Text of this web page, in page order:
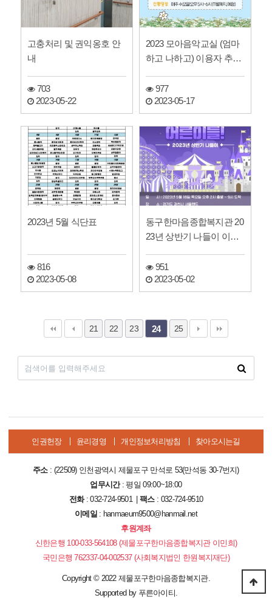
고충처리 및 권익옹호 안
내
703
2023-05-22
2023 모아음악교실 (엄마
하고 나하고) 이용자 추가
977
2023-05-17
2023년 5월 식단표
816
2023-05-08
동구한마음종합복지관 20
23년 상반기 나들이 이용
951
2023-05-02
21 22 23 24 25
인권헌장 윤리경영 개인정보처리방침 찾아오시는길
주소: (22509) 인천광역시 제물포구 만석로 53(만석동 30-7번지)
업무시간: 평일 09:00~18:00
전화: 032-724-9501 |팩스: 032-724-9510
이메일: hanmaeum9500@hanmail.net
후원계좌
신한은행 100-033-564108 (제물포구한마음종합복지관 이민희)
국민은행 762337-04-002537 (사회복지법인 한원복지재단)
Copyright ©2022 제물포구한마음종합복지관.
Supported by 푸른아이티.